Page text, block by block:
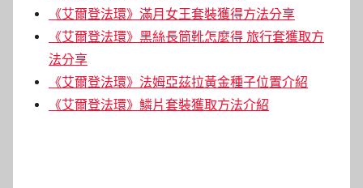
《艾爾登法環》滿月女王套裝獲得方法分享
《艾爾登法環》黑絲長筒靴怎麼得 旅行套獲取方
法分享
《艾爾登法環》法姆亞茲拉黃金種子位置介紹
《艾爾登法環》鱗片套裝獲取方法介紹